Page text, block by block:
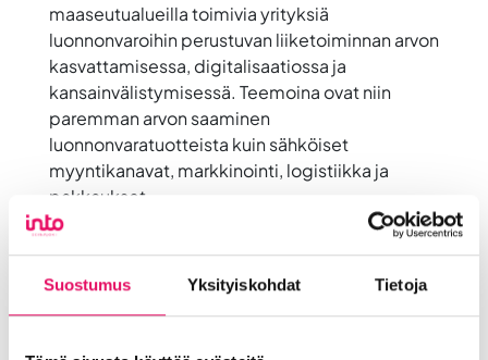
Suostumus Yksityiskohdat Tietoja
maaseutualueilla toimivia yrityksiä
luonnonvaroihin perustuvan liiketoiminnan arvon
kasvattamisessa, digitalisaatiossa ja
kansainvälistymisessä. Teemoina ovat niin
paremman arvon saaminen
luonnonvaratuotteista kuin sähköiset
myyntikanavat, markkinointi, logistiikka ja
pakkaukset.
eRural resilience -hankkeen omat nettisivut.